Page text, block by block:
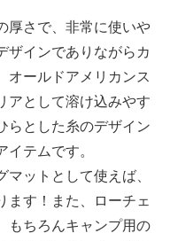
厚さで、非常に使いや
ザインでありながらカ
オールドアメリカンス
アとして溶け込みやす
らとした糸のデザイン
テムです。
ットとして使えば、
ます！また、ローチェ
もちろんキャンプ用の